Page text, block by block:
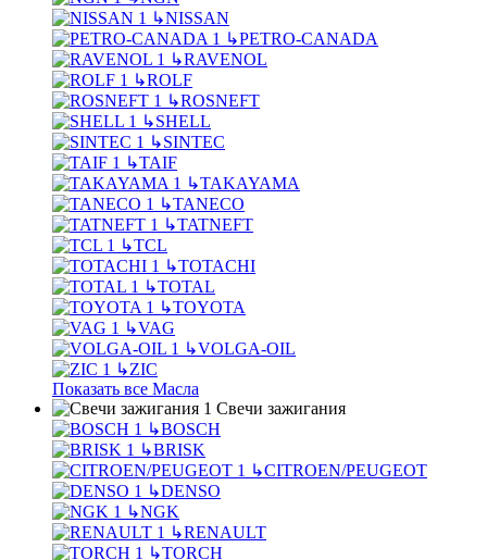
↳NISSAN
↳PETRO-CANADA
↳RAVENOL
↳ROLF
↳ROSNEFT
↳SHELL
↳SINTEC
↳TAIF
↳TAKAYAMA
↳TANECO
↳TATNEFT
↳TCL
↳TOTACHI
↳TOTAL
↳TOYOTA
↳VAG
↳VOLGA-OIL
↳ZIC
Показать все Масла
Свечи зажигания
↳BOSCH
↳BRISK
↳CITROEN/PEUGEOT
↳DENSO
↳NGK
↳RENAULT
↳TORCH